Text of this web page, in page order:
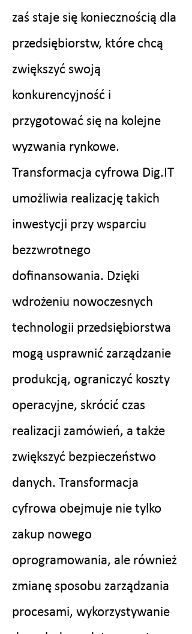
zaś staje się koniecznością dla
przedsiębiorstw, które chcą
zwiększyć swoją
konkurencyjność i
przygotować się na kolejne
wyzwania rynkowe.
Transformacja cyfrowa Dig.IT
umożliwia realizację takich
inwestycji przy wsparciu
bezzwrotnego
dofinansowania. Dzięki
wdrożeniu nowoczesnych
technologii przedsiębiorstwa
mogą usprawnić zarządzanie
produkcją, ograniczyć koszty
operacyjne, skrócić czas
realizacji zamówień, a także
zwiększyć bezpieczeństwo
danych. Transformacja
cyfrowa obejmuje nie tylko
zakup nowego
oprogramowania, ale również
zmianę sposobu zarządzania
procesami, wykorzystywanie